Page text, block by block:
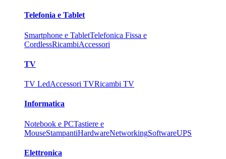
Telefonia e Tablet
Smartphone e TabletTelefonica Fissa e
CordlessRicambiAccessori
TV
TV LedAccessori TVRicambi TV
Informatica
Notebook e PCTastiere e
MouseStampantiHardwareNetworkingSoftwareUPS
Elettronica